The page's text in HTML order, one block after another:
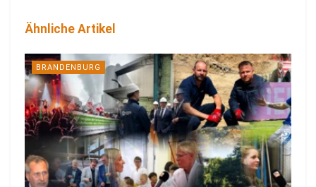
Ähnliche Artikel
BRANDENBURG